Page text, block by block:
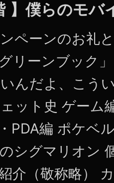
】僕らのモ
ペーンのお礼
リーンブック
んだよ、こう
ット史 ゲーム
PDA編 ポケベ
シグマリオン
紹介（敬称略